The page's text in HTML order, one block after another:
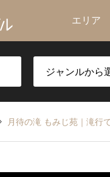
エリア
月待の滝 もみじ苑｜滝行